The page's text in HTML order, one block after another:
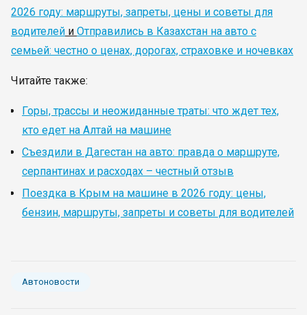
2026 году: маршруты, запреты, цены и советы для
водителей и Отправились в Казахстан на авто с
семьей: честно о ценах, дорогах, страховке и ночевках
Читайте также:
Горы, трассы и неожиданные траты: что ждет тех,
кто едет на Алтай на машине
Съездили в Дагестан на авто: правда о маршруте,
серпантинах и расходах – честный отзыв
Поездка в Крым на машине в 2026 году: цены,
бензин, маршруты, запреты и советы для водителей
Автоновости